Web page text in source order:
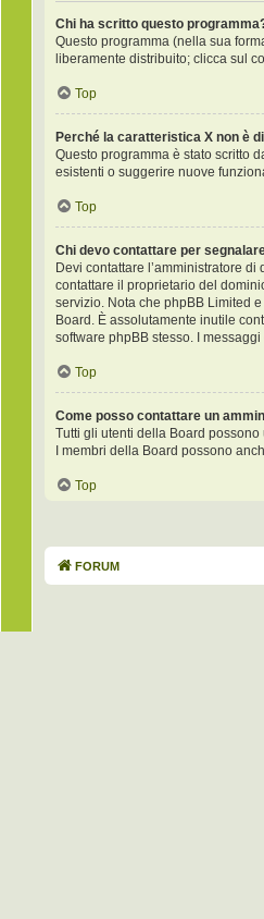
Chi ha scritto questo
Questo programma (nella sua
liberamente distribuito; clicca sul
Top
Perché la caratteristica X non è
Questo programma è stato scritto
esistenti o suggerire nuove
Top
Chi devo contattare per
Devi contattare l’amministratore
contattare il proprietario del
servizio. Nota che phpBB Limited
Board. È assolutamente inutile
software phpBB stesso. I
Top
Come posso contattare un
Tutti gli utenti della Board possono
I membri della Board possono
Top
FORUM